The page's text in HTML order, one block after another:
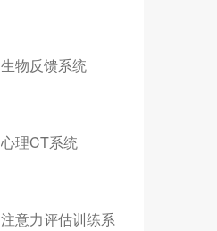
生物反馈系统
心理CT系统
注意力评估训练系